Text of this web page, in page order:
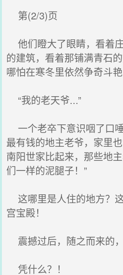
第(2/3)页
他们瞪大了眼睛，看着
的建筑，看着那铺满青石
哪怕在寒冬里依然争奇斗艳
“我的老天爷...”
一个老卒下意识咽了口
最有钱的地主老爷，家里
南阳世家比起来，那些地
们一样的泥腿子！”
这哪里是人住的地方？
宫宝殿！
震撼过后，随之而来的
凭什么？！